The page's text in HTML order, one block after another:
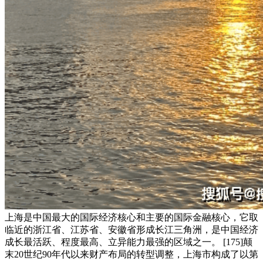
上海是中国最大的国际经济核心和主要的国际金融核心，它取
临近的浙江省、江苏省、安徽省形成长江三角洲，是中国经济
成长最活跃、程度最高、立异能力最强的区域之一。 [175]颠
末20世纪90年代以来财产布局的转型调整，上海市构成了以第